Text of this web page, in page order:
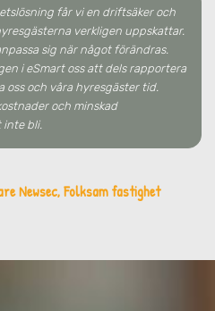
får vi en driftsäker och
verkligen uppskattar.
sig när något förändras.
i eSmart oss att dels rapportera
oss och våra hyresgäster tid.
och minskad
inte bli.
Newsec, Folksam fastighet